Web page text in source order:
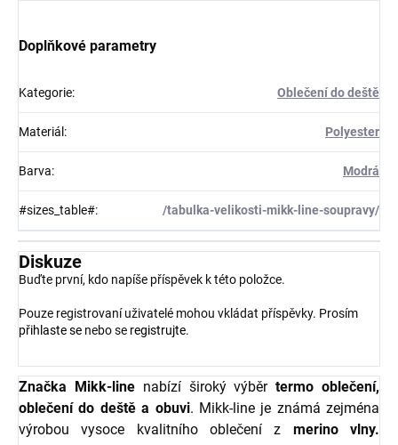
Doplňkové parametry
Kategorie: Oblečení do deště
Materiál : Polyester
Barva: Modrá
#sizes_table#: /tabulka-velikosti-mikk-line-soupravy/
Diskuze
Buďte první, kdo napíše příspěvek k této položce.
Pouze registrovaní uživatelé mohou vkládat příspěvky. Prosím
přihlaste se nebo se registrujte.
Značka Mikk-linenabízí široký výběrtermo oblečení,
oblečení do deště a obuvi. Mikk-line je známá zejména
výrobou vysoce kvalitního oblečení z merino vlny.